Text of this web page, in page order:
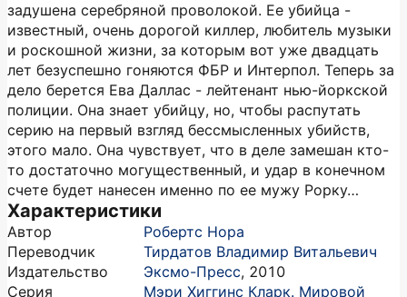
задушена серебряной проволокой. Ее убийца -
известный, очень дорогой киллер, любитель музыки
и роскошной жизни, за которым вот уже двадцать
лет безуспешно гоняются ФБР и Интерпол. Теперь за
дело берется Ева Даллас - лейтенант нью-йоркской
полиции. Она знает убийцу, но, чтобы распутать
серию на первый взгляд бессмысленных убийств,
этого мало. Она чувствует, что в деле замешан кто-
то достаточно могущественный, и удар в конечном
счете будет нанесен именно по ее мужу Рорку…
Характеристики
Автор
Робертс Нора
Переводчик
Тирдатов Владимир Витальевич
Издательство
Эксмо-Пресс, 2010
Серия
Мэри Хиггинс Кларк. Мировой